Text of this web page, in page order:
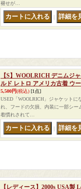
褪せが…
【S】WOOLRICH デニムジ
ルド レトロ アメリカ古着 ウ
5,500円(税込) [1点]
USED「WOOLRICH」ジャケット
れ、フードの欠損、内装に一部シ
着慣れされて…
【レディース】2000s USA製